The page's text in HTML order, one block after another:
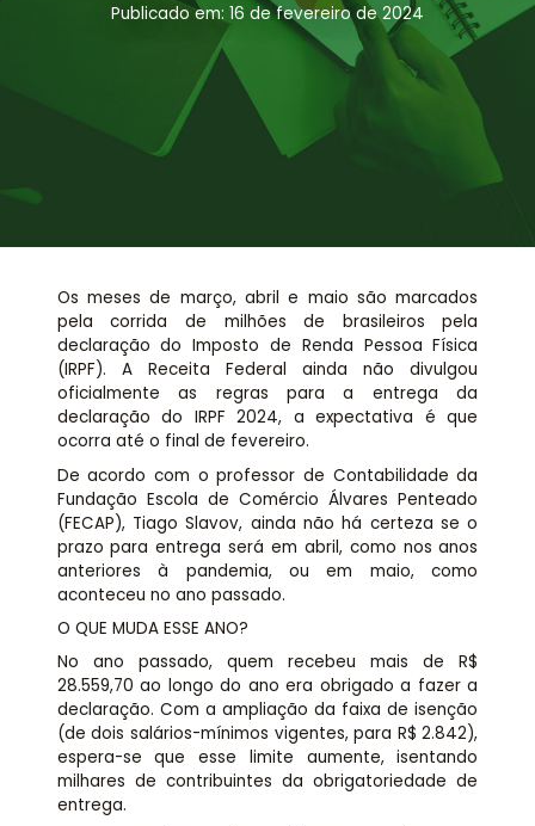
Assessoria jurídica
Links Úteis
Publicado em: 16 de fevereiro de 2024
Os meses de março, abril e maio são marcados
pela corrida de milhões de brasileiros pela
declaração do Imposto de Renda Pessoa Física
(IRPF). A Receita Federal ainda não divulgou
oficialmente as regras para a entrega da
declaração do IRPF 2024, a expectativa é que
ocorra até o final de fevereiro.
De acordo com o professor de Contabilidade da
Fundação Escola de Comércio Álvares Penteado
(FECAP), Tiago Slavov, ainda não há certeza se o
prazo para entrega será em abril, como nos anos
anteriores à pandemia, ou em maio, como
aconteceu no ano passado.
O QUE MUDA ESSE ANO?
No ano passado, quem recebeu mais de R$
28.559,70 ao longo do ano era obrigado a fazer a
declaração. Com a ampliação da faixa de isenção
(de dois salários-mínimos vigentes, para R$ 2.842),
espera-se que esse limite aumente, isentando
milhares de contribuintes da obrigatoriedade de
entrega.